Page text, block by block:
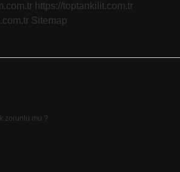
https://toptankilit.com.tr
Sitemap
zorunlu mu ?